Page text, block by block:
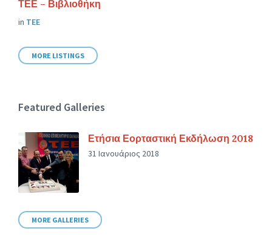
ΤΕΕ – Βιβλιοθήκη
in ΤΕΕ
MORE LISTINGS
Featured Galleries
Ετήσια Εορταστική Εκδήλωση 2018
31 Ιανουάριος 2018
MORE GALLERIES